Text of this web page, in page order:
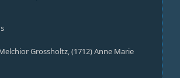
Grossholtz, (1712) Anne Marie